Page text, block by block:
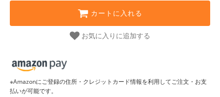
カートに入れる
お気に入りに追加する
※Amazonにご登録の住所・クレジットカード情報を利用してご注文・お支
払いが可能です。